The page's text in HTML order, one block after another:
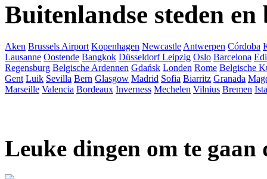
Buitenlandse steden en
Aken Brussels Airport Kopenhagen Newcastle Antwerpen Córdoba
Lausanne Oostende Bangkok DüsseldorfLeipzig Oslo Barcelona
Regensburg Belgische Ardennen Gdańsk Londen Rome Belgische
Gent Luik Sevilla Bern Glasgow Madrid Sofia Biarritz Granada
Marseille Valencia Bordeaux Inverness Mechelen Vilnius Bremen
Leuke dingen om te gaan